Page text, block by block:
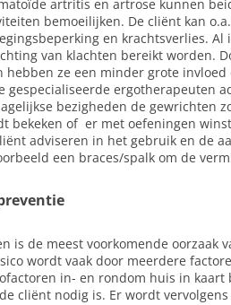
artritis en artrose kunnen
bemoeilijken. De cliënt kan
en krachtsverlies.
van klachten bereikt worden.
hebben ze een minder grote
gespecialiseerde ergotherapeuten
bezigheden de gewrichten
bekeken of er met oefeningen
adviseren in het gebruik en de
een braces/spalk om de
is de meest voorkomende oorzaak
wordt vaak door meerdere
in- en rondom huis in
cliënt nodig is. Er wordt